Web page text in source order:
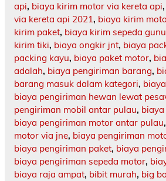
api, biaya kirim motor via kereta api,
via kereta api 2021, biaya kirim
kirim paket, biaya kirim sepeda
kirim tiki, biaya ongkir jnt, biaya
packing kayu, biaya paket motor,
adalah, biaya pengiriman barang,
barang masuk dalam kategori,
biaya pengiriman hewan lewat
pengiriman mobil antar pulau,
biaya pengiriman motor antar pulau,
motor via jne, biaya pengiriman
biaya pengiriman paket, biaya
biaya pengiriman sepeda motor,
biaya raja ampat, bibit murah, big